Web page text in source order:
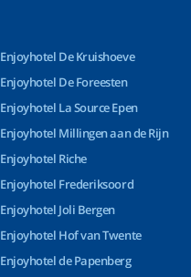
Enjoyhotel De Kruishoeve
Enjoyhotel De Foreesten
Enjoyhotel La Source Epen
Enjoyhotel Millingen aan de Rijn
Enjoyhotel Riche
Enjoyhotel Frederiksoord
Enjoyhotel Joli Bergen
Enjoyhotel Hof van Twente
Enjoyhotel de Papenberg